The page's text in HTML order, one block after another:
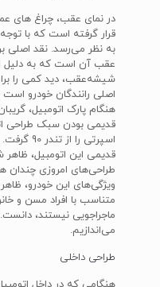
در نمای عقب، چراغ های
قرار گرفته است که با
به نظر می‌رسد. نقد اصلی
عقب آن است که به دلیل
شیشه‌عقب، دید کمی را
اصلی رانندگان خودرو
هنگام پارک اتومبیل،
قدیمی بودن سبک طراحی
اسپرتی
قدیمی این اتومبیل،
طراحی‌های امروزی چندان
ویژگی‌های این خودرو،
متناسب با افراد مسن و
ماجراجویی نیستند،
می‌اندازیم.
طراحی داخلی